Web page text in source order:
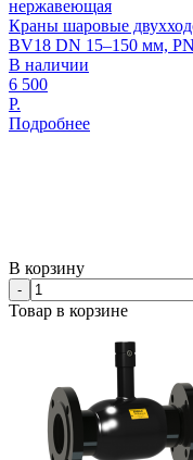
нержавеющая
Краны шаровые
BV18 DN 15–150 мм,
В наличии
6 500
Р.
Подробнее
В корзину
-
Товар в корзине